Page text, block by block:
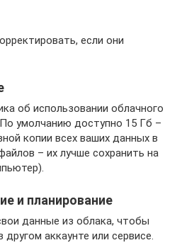
если они
об использовании облачного
умолчанию доступно 15 Гб –
копии всех ваших данных в
– их лучше сохранить на
и планирование
данные из облака, чтобы
аккаунте или сервисе.